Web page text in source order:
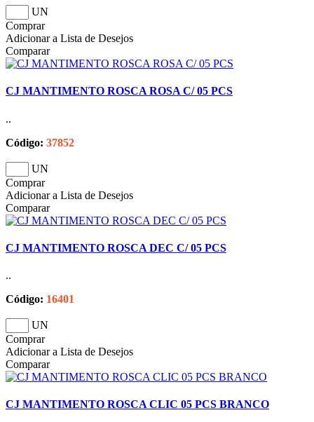
UN
Comprar
Adicionar a Lista de Desejos
Comparar
CJ MANTIMENTO ROSCA ROSA C/ 05 PCS
..
Código: 37852
UN
Comprar
Adicionar a Lista de Desejos
Comparar
CJ MANTIMENTO ROSCA DEC C/ 05 PCS
..
Código: 16401
UN
Comprar
Adicionar a Lista de Desejos
Comparar
CJ MANTIMENTO ROSCA CLIC 05 PCS BRANCO